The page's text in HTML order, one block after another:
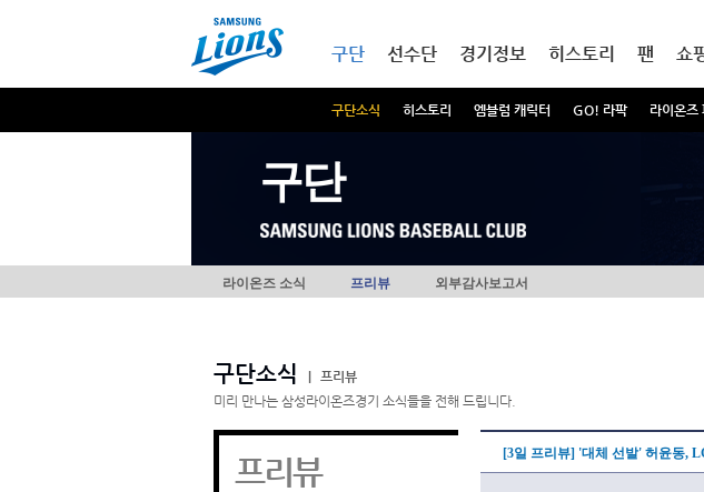
구단
구단소식 히스토리 엠블럼 캐릭터 GO! 라팍 라이온즈
선수단 경기정보 히스토리 팬 쇼
구단
라이온즈 소식 프리뷰 외부감사보고서
구단소식
프리뷰
미리 만나는 삼성라이온즈경기 소식들을 전해 드립니다.
프리뷰 [3일 프리뷰] '대체 선발' 허윤동,